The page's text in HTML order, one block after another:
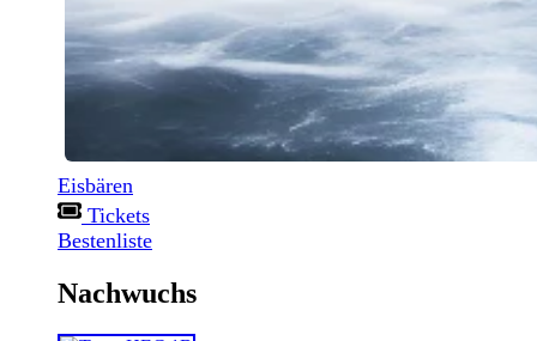
Eisbären
Tickets
Bestenliste
Nachwuchs